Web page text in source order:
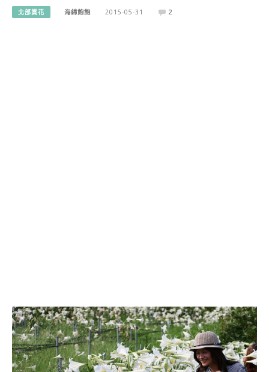
北部賞花 海綿飽飽 2015-05-31 2